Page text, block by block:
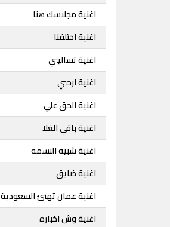
اغنية مجلاسك هنا
اغنية اختلفنا
اغنية تساليني
اغنية ارحبي
اغنية الحق علي
اغنية باقي الغلا
اغنية شبيه النسمه
اغنية ضايق
اغنية عمان تهنئ السعودية
اغنية وش اخباره